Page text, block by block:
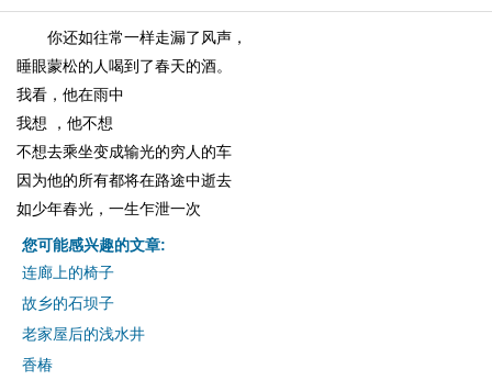
你还如往常一样走漏了风声，
睡眼蒙松的人喝到了春天的酒。
我看，他在雨中
我想 ，他不想
不想去乘坐变成输光的穷人的车
因为他的所有都将在路途中逝去
如少年春光，一生乍泄一次
您可能感兴趣的文章:
连廊上的椅子
故乡的石坝子
老家屋后的浅水井
香椿